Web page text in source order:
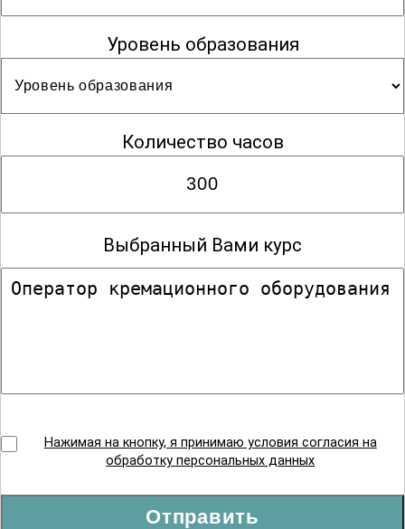
Уровень образования
Количество часов
Выбранный Вами курс
Нажимая на кнопку, я принимаю условия согласия на
обработку персональных данных
Отправить